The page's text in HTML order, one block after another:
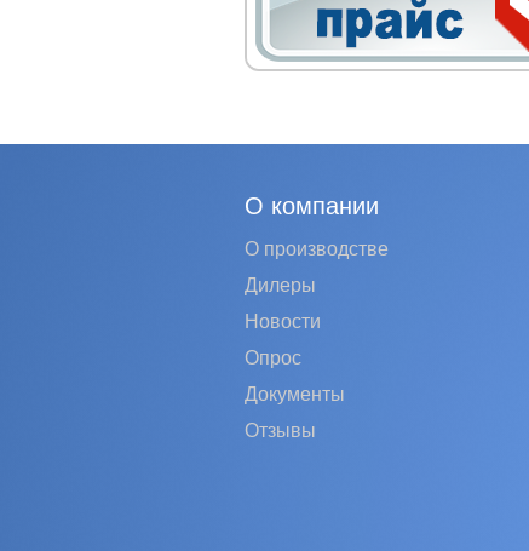
О компании
О производстве
Дилеры
Новости
Опрос
Документы
Отзывы